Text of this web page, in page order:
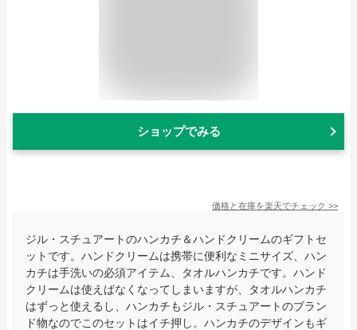
ショップでみる
価格と在庫を楽天でチェック >>
ジル・スチュアートのハンカチ＆ハンドクリームのギフトセ
ットです。ハンドクリームは携帯に便利なミニサイズ、ハン
カチは手洗いの必須アイテム、タオルハンカチです。ハンド
クリームは使えばなくなってしまいますが、タオルハンカチ
はずっと使えるし、ハンカチもジル・スチュアートのブラン
ド物なのでこのセットはイチ押し。ハンカチのデザインもギ